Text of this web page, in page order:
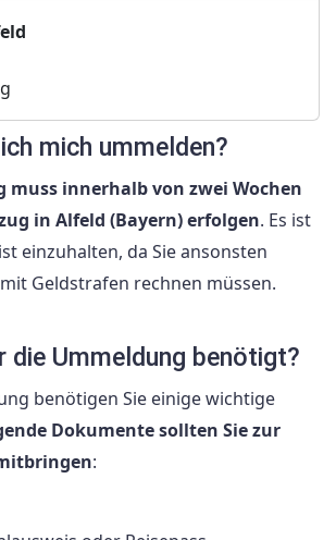
mich ummelden?
muss innerhalb von zwei Wochen
in Alfeld (Bayern) erfolgen. Es ist
einzuhalten, da Sie ansonsten
Geldstrafen rechnen müssen.
die Ummeldung benötigt?
benötigen Sie einige wichtige
Dokumente sollten Sie zur
: